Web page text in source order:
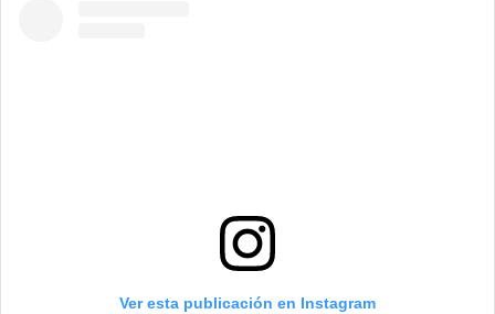
Ver esta publicación en Instagram